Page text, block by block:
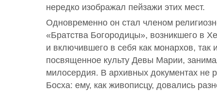
нередко изображал пейзажи этих мест.
Одновременно он стал членом
«Братства Богородицы», возникшего в
и включившего в себя как монархов, так
посвященное культу Девы Марии,
милосердия. В архивных документах не
Босха: ему, как живописцу, довались